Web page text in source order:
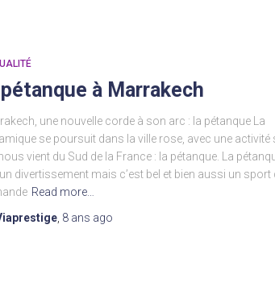
pétanque à Marrakech
une nouvelle corde à son arc : la pétanque La
se poursuit dans la ville rose, avec une activité
vient du Sud de la France : la pétanque. La
divertissement mais c’est bel et bien aussi un sport
Read more…
8 ans ago